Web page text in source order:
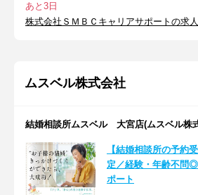
あと3日
株式会社ＳＭＢＣキャリアサポートの求
ムスベル株式会社
結婚相談所ムスベル 大宮店(ムスベル株
【結婚相談所の予約
定／経験・年齢不問
ポート